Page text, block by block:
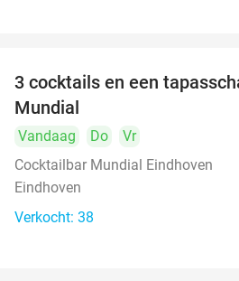
3 cocktails en een
Mundial
Vandaag Do
Vr
Cocktailbar Mundial Eindhoven
Eindhoven
Verkocht: 38